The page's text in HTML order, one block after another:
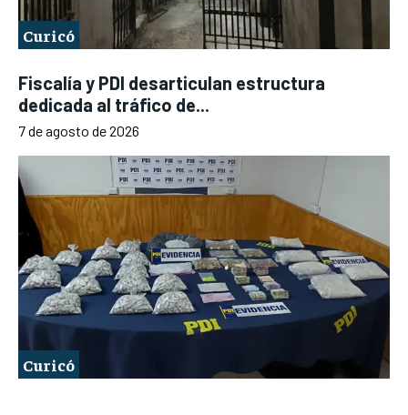
Curicó
Fiscalía y PDI desarticulan estructura
dedicada al tráfico de...
7 de agosto de 2026
Curicó